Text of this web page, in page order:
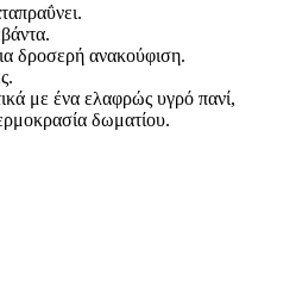
δροσερή ανακούφιση.
με ένα ελαφρώς υγρό πανί,
δωματίου.